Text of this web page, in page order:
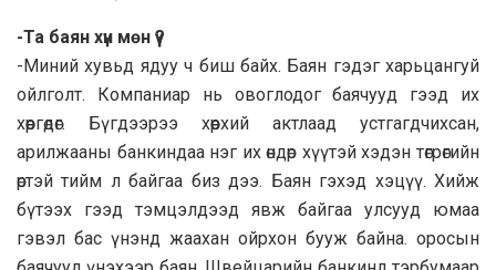
-Та баян хүн мөн үү?
-Миний хувьд ядуу ч биш байх. Баян гэдэг харьцангуй
ойлголт. Компаниар нь овоглодог баячууд гээд их
хөөргөдөг. Бүгдээрээ хөөрхий актлаад устгагдчихсан,
арилжааны банкиндаа нэг их өндөр хүүтэй хэдэн төгрөгийн
өртэй тийм л байгаа биз дээ. Баян гэхэд хэцүү. Хийж
бүтээх гээд тэмцэлдээд явж байгаа улсууд юмаа
гэвэл бас үнэнд жаахан ойрхон бууж байна. оросын